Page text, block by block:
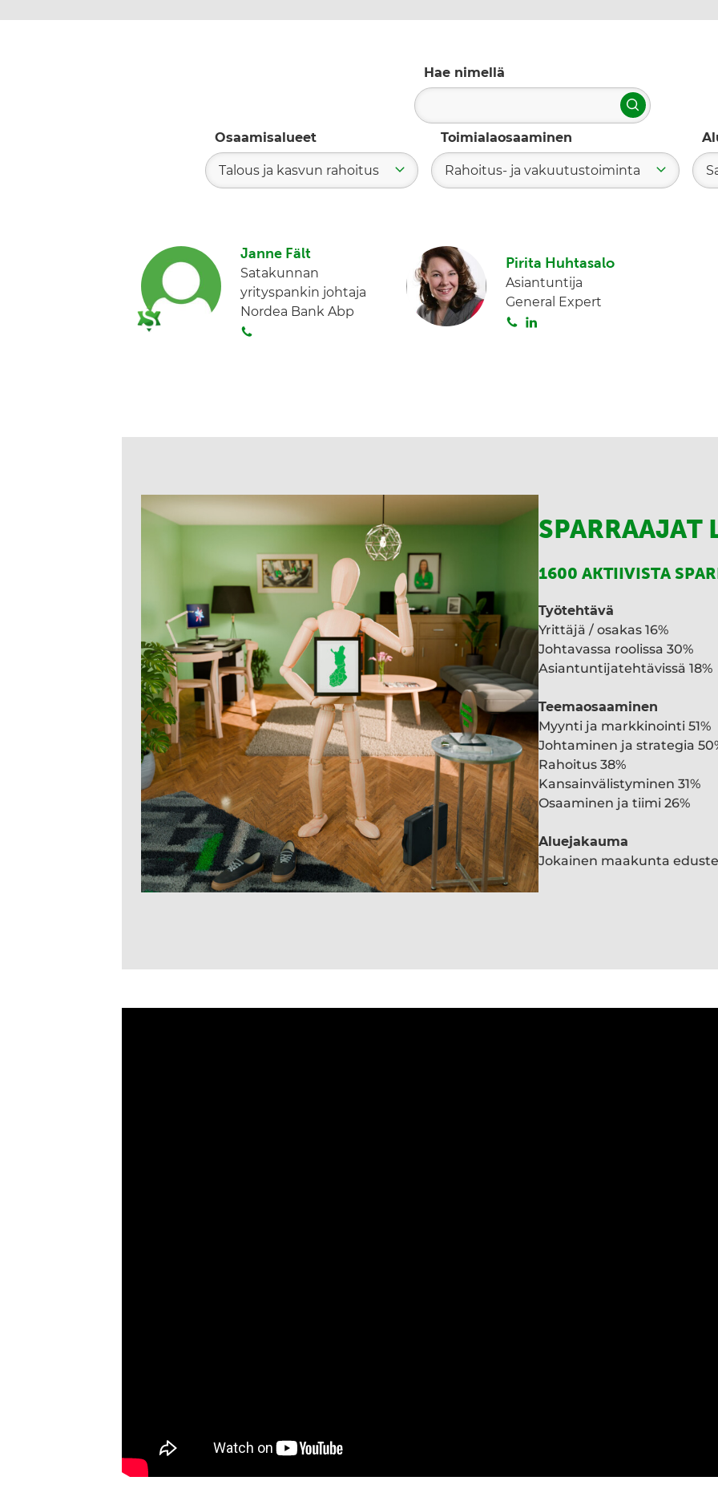
Hae nimellä
Hae
Osaamisalueet
Talous ja kasvun rahoitus
Toimialaosaaminen
Rahoitus- ja vakuutustoiminta
Janne Fält
Satakunnan
yrityspankin johtaja
Nordea Bank Abp
Pirita Huhtasalo
Asiantuntija
General Expert
S L
I
SPARRAAJAT
1600 AKTIIVISTA
Työtehtävä
Yrittäjä / osakas 16%
Johtavassa roolissa 30%
Asiantuntijatehtävissä 18%
Teemaosaaminen
Myynti ja markkinointi 51%
Johtaminen ja strategia
Rahoitus 38%
Kansainvälistyminen 31%
Osaaminen ja tiimi 26%
Aluejakauma
Jokainen maakunta